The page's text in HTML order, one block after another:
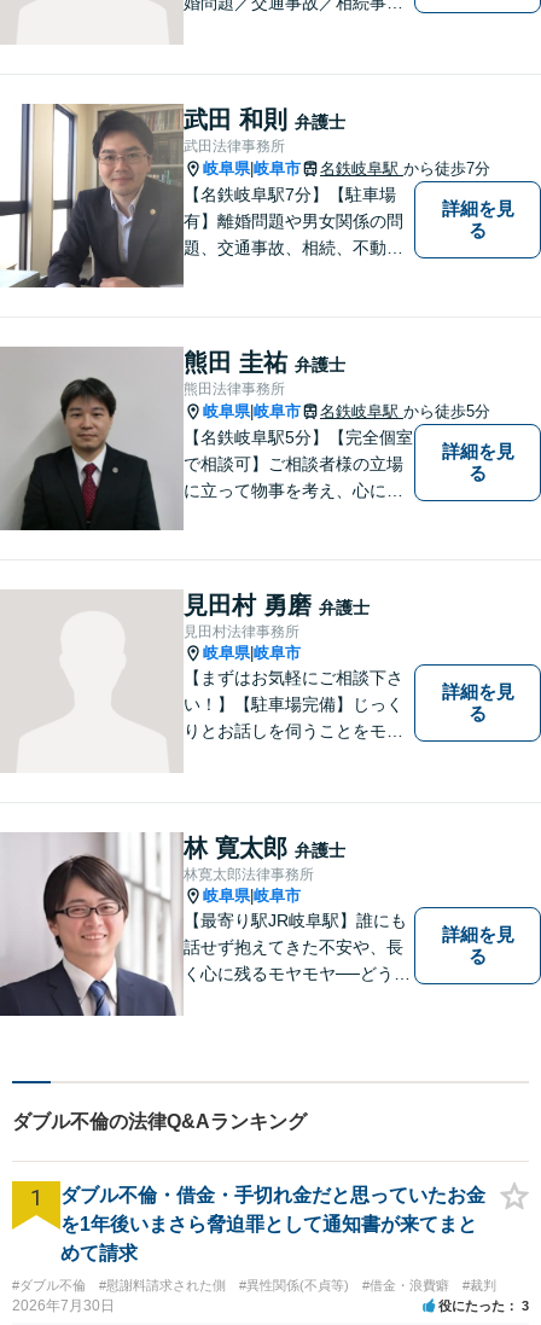
ざした弁護士】難解な事件に
対応するため、必要な場合に
は他事務所の弁護士と連携し
ます。ご相談下さい。
武田 和則 弁護士
武田法律事務所
岐阜県|岐阜市 名鉄岐阜駅 から徒歩7分
【名鉄岐阜駅7分】【駐車場
有】離婚問題や男女関係の問
題、交通事故、相続、不動
者に対しては誠実に接するこ
とを常に心掛けています。ど
うぞお気軽にお問合せくださ
い。
詳細を見
る
熊田 圭祐 弁護士
熊田法律事務所
岐阜県|岐阜市 名鉄岐阜駅 から徒歩5分
【名鉄岐阜駅5分】【完全個室
で相談可】ご相談者様の立場
に立って物事を考え、心に寄
決への第一歩です。小さな問
題から大きな問題まで、お気
軽にご相談ください。
詳細を見
る
見田村 勇磨 弁護士
見田村法律事務所
岐阜県|岐阜市
【まずはお気軽にご相談下さ
い！】【駐車場完備】じっく
りとお話しを伺うことをモッ
詳細を見
る
林 寛太郎 弁護士
林寛太郎法律事務所
岐阜県|岐阜市
【最寄り駅JR岐阜駅】誰にも
話せず抱えてきた不安や、長
く心に残るモヤモヤ──どうぞ
一緒に見つけていきます。
密着型の法律事務所】
詳細を見
る
ダブル不倫の法律Q&Aランキング
1
ダブル不倫・借金・手切れ金だと思っていたお金
を1年後いまさら脅迫罪として通知書が来てまと
めて請求
#ダブル不倫 #慰謝料請求された側 #異性関係(不貞等) #借金・浪費癖 #裁判
2026年7月30日 役にたった 3